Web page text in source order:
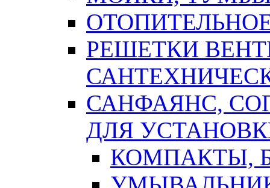
РЕШЕТКИ
САНФАЯНС,
ДЛЯ
КОМПАКТЫ,